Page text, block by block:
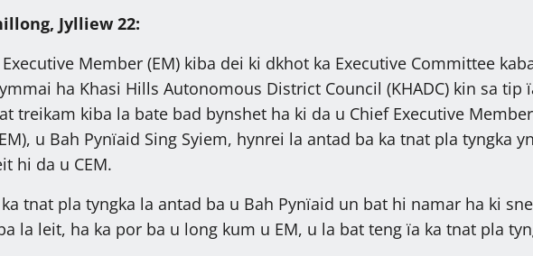
Jylliew 22:
Executive Member (EM) kiba dei ki dkhot ka Executive Committee
ha Khasi Hills Autonomous District Council (KHADC) kin sa tip
treikam kiba la bate bad bynshet ha ki da u Chief Executive Member
u Bah Pynïaid Sing Syiem, hynrei la antad ba ka tnat pla tyngka
hi da u CEM.
tnat pla tyngka la antad ba u Bah Pynïaid un bat hi namar ha ki
la leit, ha ka por ba u long kum u EM, u la bat teng ïa ka tnat pla